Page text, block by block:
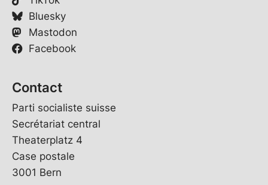
Bluesky
Mastodon
Facebook
Contact
Parti socialiste suisse
Secrétariat central
Theaterplatz 4
Case postale
3001 Bern